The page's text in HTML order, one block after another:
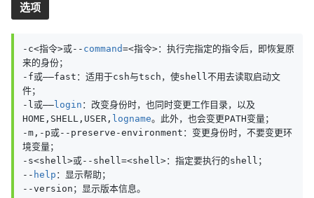
选项
-c<指令>或-- command=<指令>：执行完指定的指令后，即恢复原
来的身份；
-f或——fast：适用于csh与tsch，使shell不用去读取启动文
件；
-l或—— login ：改变身份时，也同时变更工作目录，以及
HOME,SHELL,USER, logname。此外，也会变更PATH变量；
-m,-p或--preserve-environment：变更身份时，不要变更环
境变量；
-s<shell>或--shell=<shell>：指定要执行的shell；
-- help ：显示帮助；
--version；显示版本信息。